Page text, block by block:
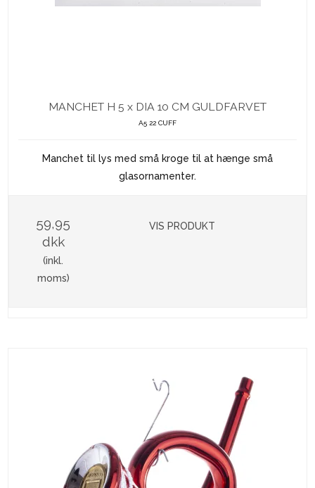
MANCHET H 5 x DIA 10 CM GULDFARVET
A5 22 CUFF
Manchet til lys med små kroge til at hænge små
glasornamenter.
59,95
dkk
(inkl.
moms)
VIS PRODUKT